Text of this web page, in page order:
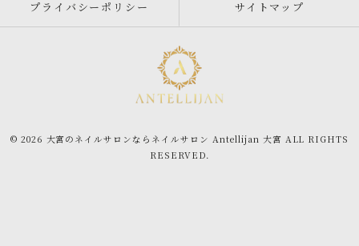
プライバシーポリシー サイトマップ
© 2026 大宮のネイルサロンならネイルサロン Antellijan 大宮 ALL RIGHTS
RESERVED.